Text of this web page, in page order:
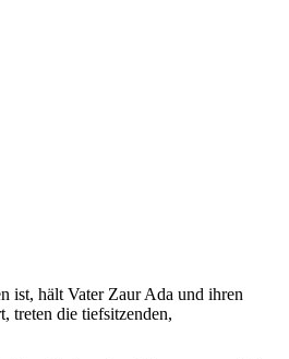
ist, hält Vater Zaur Ada und ihren
treten die tiefsitzenden,